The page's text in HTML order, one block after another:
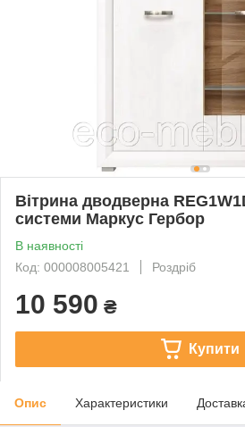
Вітрина дводверна
системи Маркус Гербор
В наявності
Код: 000008005421
Роздріб
10 590 ₴
Купити
Опис Характеристики